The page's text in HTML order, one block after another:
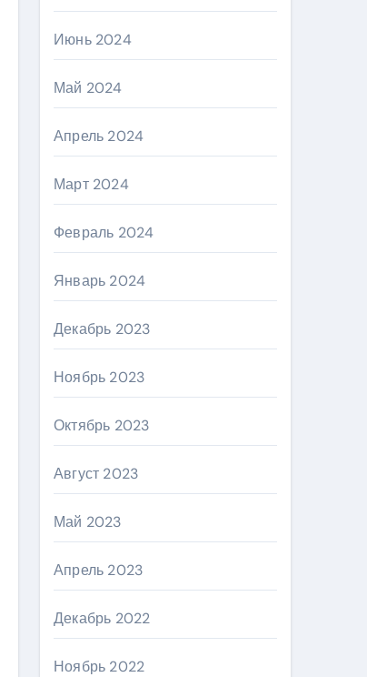
Июнь 2024
Май 2024
Апрель 2024
Март 2024
Февраль 2024
Январь 2024
Декабрь 2023
Ноябрь 2023
Октябрь 2023
Август 2023
Май 2023
Апрель 2023
Декабрь 2022
Ноябрь 2022